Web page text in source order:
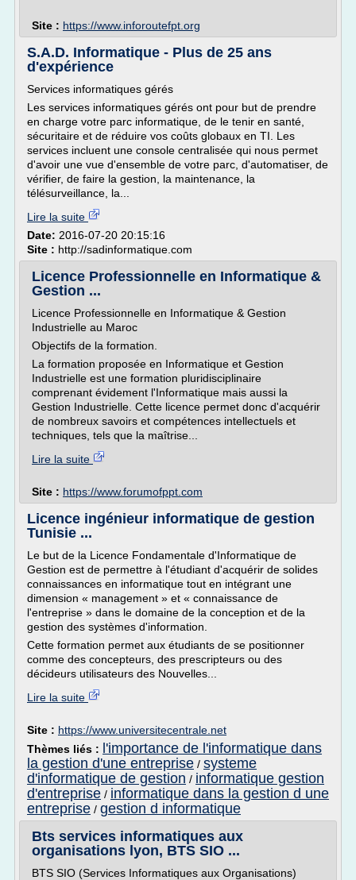
Site : https://www.inforoutefpt.org
S.A.D. Informatique - Plus de 25 ans
d'expérience
Services informatiques gérés
Les services informatiques gérés ont pour but de prendre
en charge votre parc informatique, de le tenir en santé,
sécuritaire et de réduire vos coûts globaux en TI. Les
services incluent une console centralisée qui nous permet
d'avoir une vue d'ensemble de votre parc, d'automatiser, de
vérifier, de faire la gestion, la maintenance, la
télésurveillance, la...
Lire la suite
Date: 2016-07-20 20:15:16
Site : http://sadinformatique.com
Licence Professionnelle en Informatique &
Gestion ...
Licence Professionnelle en Informatique & Gestion
Industrielle au Maroc
Objectifs de la formation.
La formation proposée en Informatique et Gestion
Industrielle est une formation pluridisciplinaire
comprenant évidement l'Informatique mais aussi la
Gestion Industrielle. Cette licence permet donc d'acquérir
de nombreux savoirs et compétences intellectuels et
techniques, tels que la maîtrise...
Lire la suite
Site : https://www.forumofppt.com
Licence ingénieur informatique de gestion
Tunisie ...
Le but de la Licence Fondamentale d'Informatique de
Gestion est de permettre à l'étudiant d'acquérir de solides
connaissances en informatique tout en intégrant une
dimension « management » et « connaissance de
l'entreprise » dans le domaine de la conception et de la
gestion des systèmes d'information.
Cette formation permet aux étudiants de se positionner
comme des concepteurs, des prescripteurs ou des
décideurs utilisateurs des Nouvelles...
Lire la suite
Site : https://www.universitecentrale.net
Thèmes liés :
l'importance de l'informatique dans
la gestion d'une entreprise / systeme
d'informatique de gestion / informatique gestion
d'entreprise / informatique dans la gestion d une
entreprise / gestion d informatique
Bts services informatiques aux
organisations lyon, BTS SIO ...
BTS SIO (Services Informatiques aux Organisations)